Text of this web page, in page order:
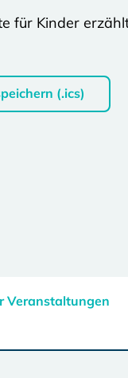
für Kinder
(.ics)
Veranstaltungen